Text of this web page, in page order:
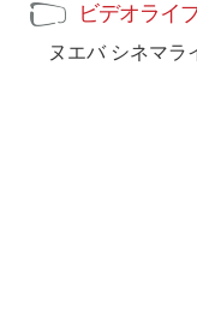
ビデオライ
ヌエバ シネマラ